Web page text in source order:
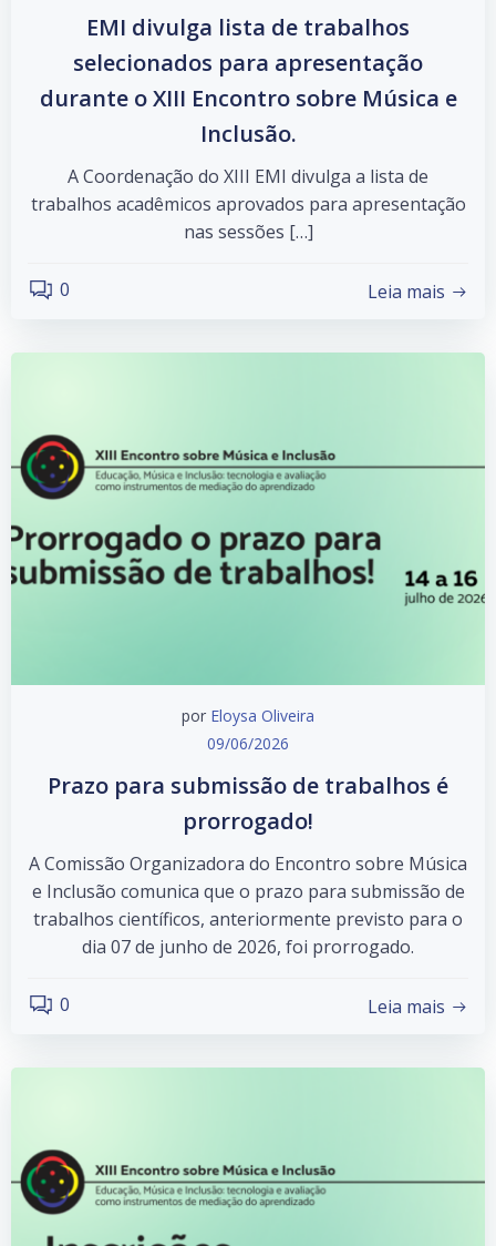
EMI divulga lista de trabalhos
selecionados para apresentação
durante o XIII Encontro sobre Música e
Inclusão.
A Coordenação do XIII EMI divulga a lista de
trabalhos acadêmicos aprovados para apresentação
nas sessões […]
0 Leia mais
por Eloysa Oliveira
09/06/2026
Prazo para submissão de trabalhos é
prorrogado!
A Comissão Organizadora do Encontro sobre Música
e Inclusão comunica que o prazo para submissão de
trabalhos científicos, anteriormente previsto para o
dia 07 de junho de 2026, foi prorrogado.
0 Leia mais